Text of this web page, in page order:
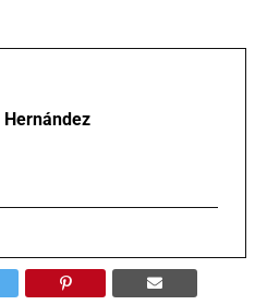
Hernández